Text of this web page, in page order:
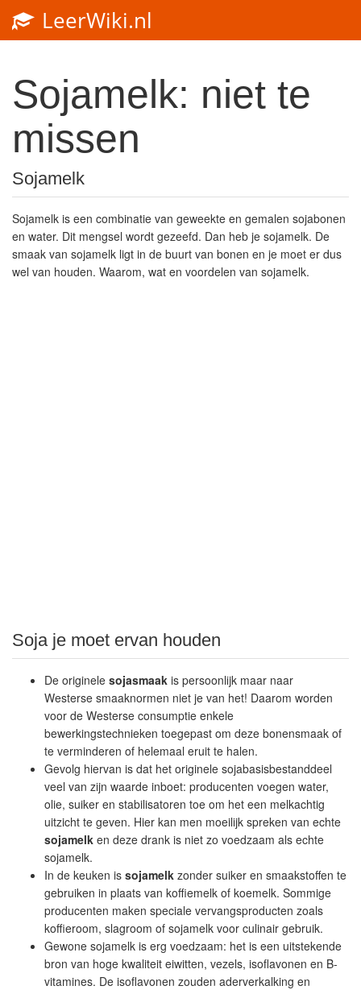
LeerWiki.nl
Sojamelk: niet te
missen
Sojamelk
Sojamelk is een combinatie van geweekte en gemalen sojabonen
en water. Dit mengsel wordt gezeefd. Dan heb je sojamelk. De
smaak van sojamelk ligt in de buurt van bonen en je moet er dus
wel van houden. Waarom, wat en voordelen van sojamelk.
Soja je moet ervan houden
De originele sojasmaak is persoonlijk maar naar
Westerse smaaknormen niet je van het! Daarom worden
voor de Westerse consumptie enkele
bewerkingstechnieken toegepast om deze bonensmaak of
te verminderen of helemaal eruit te halen.
Gevolg hiervan is dat het originele sojabasisbestanddeel
veel van zijn waarde inboet: producenten voegen water,
olie, suiker en stabilisatoren toe om het een melkachtig
uitzicht te geven. Hier kan men moeilijk spreken van echte
sojamelk en deze drank is niet zo voedzaam als echte
sojamelk.
In de keuken is sojamelk zonder suiker en smaakstoffen te
gebruiken in plaats van koffiemelk of koemelk. Sommige
producenten maken speciale vervangsproducten zoals
koffieroom, slagroom of sojamelk voor culinair gebruik.
Gewone sojamelk is erg voedzaam: het is een uitstekende
bron van hoge kwaliteit eiwitten, vezels, isoflavonen en B-
vitamines. De isoflavonen zouden aderverkalking en